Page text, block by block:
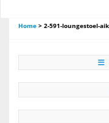
Home > 2-591-loungestoel-